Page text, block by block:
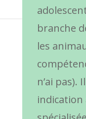
branche
les
n’ai pas).
indication